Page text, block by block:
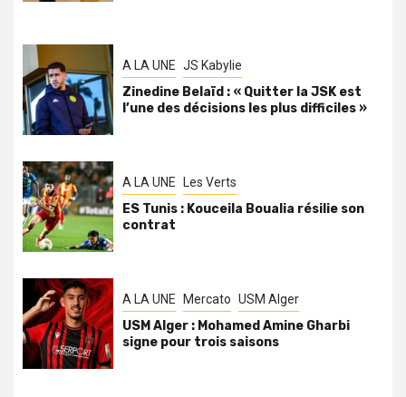
A LA UNE JS Kabylie
Zinedine Belaïd : « Quitter la JSK est
l’une des décisions les plus difficiles »
A LA UNE Les Verts
ES Tunis : Kouceila Boualia résilie son
contrat
A LA UNE Mercato USM Alger
USM Alger : Mohamed Amine Gharbi
signe pour trois saisons